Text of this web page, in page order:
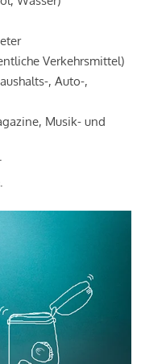
Verkehrsmittel)
, Auto-,
Musik- und